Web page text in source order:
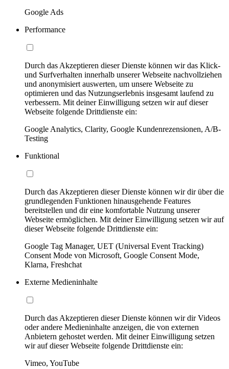
Google Ads
Performance
Durch das Akzeptieren dieser Dienste können wir das Klick-
und Surfverhalten innerhalb unserer Webseite nachvollziehen
und anonymisiert auswerten, um unsere Webseite zu
optimieren und das Nutzungserlebnis insgesamt laufend zu
verbessern. Mit deiner Einwilligung setzen wir auf dieser
Webseite folgende Drittdienste ein:
Google Analytics, Clarity, Google Kundenrezensionen, A/B-
Testing
Funktional
Durch das Akzeptieren dieser Dienste können wir dir über die
grundlegenden Funktionen hinausgehende Features
bereitstellen und dir eine komfortable Nutzung unserer
Webseite ermöglichen. Mit deiner Einwilligung setzen wir auf
dieser Webseite folgende Drittdienste ein:
Google Tag Manager, UET (Universal Event Tracking)
Consent Mode von Microsoft, Google Consent Mode,
Klarna, Freshchat
Externe Medieninhalte
Durch das Akzeptieren dieser Dienste können wir dir Videos
oder andere Medieninhalte anzeigen, die von externen
Anbietern gehostet werden. Mit deiner Einwilligung setzen
wir auf dieser Webseite folgende Drittdienste ein:
Vimeo, YouTube